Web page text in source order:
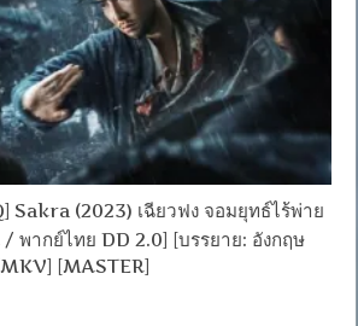
Sakra (2023) เฉียวฟง จอมยุทธ์ไร้พ่าย
/ พากย์ไทย DD 2.0] [บรรยาย: อังกฤษ
[MASTER]